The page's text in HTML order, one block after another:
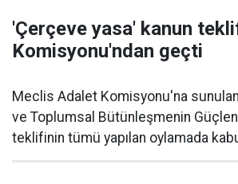
'Çerçeve yasa' kanun
Komisyonu'ndan geçti
Meclis Adalet Komisyonu'na
ve Toplumsal Bütünleşmenin
teklifinin tümü yapılan oylamada